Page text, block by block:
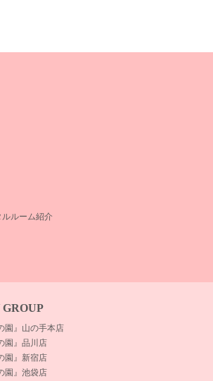
ルーム紹介
園』山の手本店
園』品川店
園』新宿店
園』池袋店